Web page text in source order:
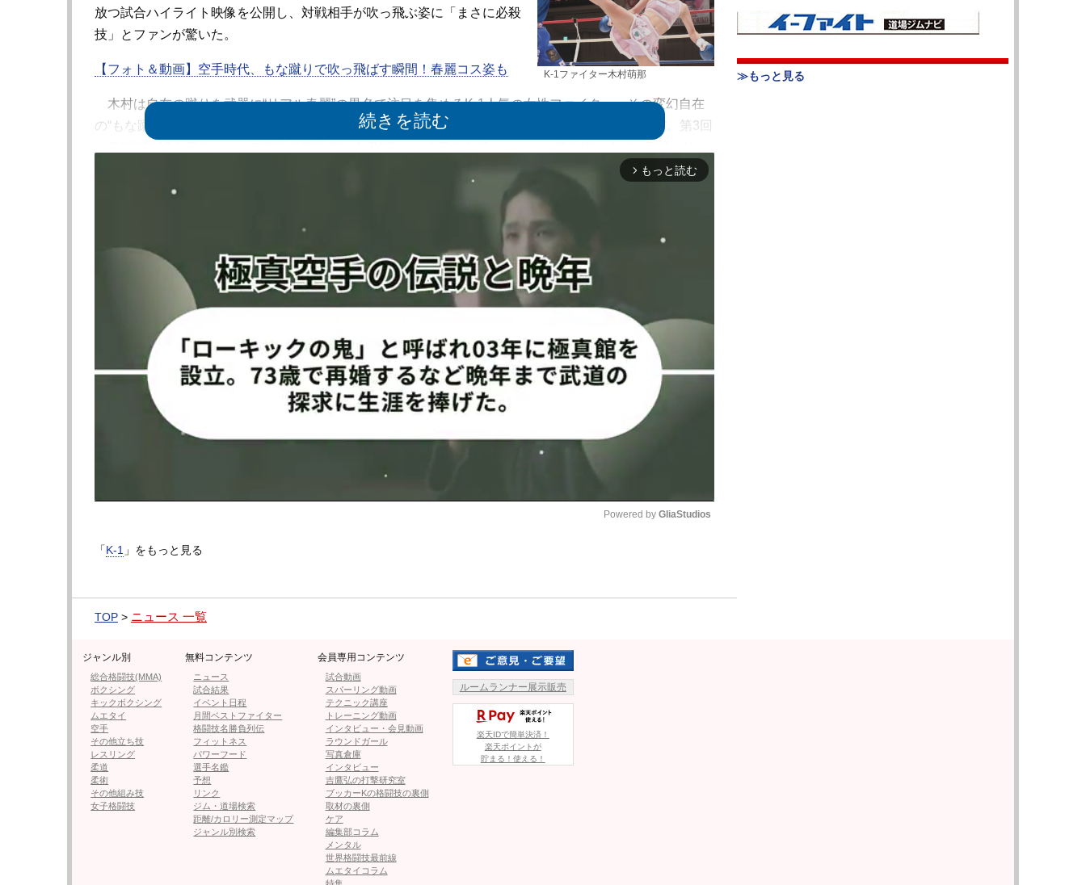
K-1ファイター木村萌那
放つ試合ハイライト映像を公開し、対戦相手が吹っ飛ぶ姿に「まさに必殺
技」とファンが驚いた。
【フォト＆動画】空手時代、もな蹴りで吹っ飛ばす瞬間！春麗コス姿も
木村は自在の蹴りを武器に“リアル春麗”の異名で注目を集めるK-1人気の女性ファイター。その変幻自在
の“もな蹴り”は海外からも注目を集めるほどだが、彼女は決して“エンタメ枠”ではなく実力は本物だ。第3回
今年4月11日の『K-1 GENKI 2026』では、韓国のチェ・ウンジと対戦し、得意の蹴りで試合を優位に進
め、フルマークの判定勝利でキャリア4戦全勝を飾った。
その木村が2日に自身のXで、大会を総ナメにしていた空手時代の試合映像ハイライトを公開した。当時
から破壊力のある鋭い顔面への横蹴り。一撃で対戦相手はのけぞるように大きくバランスを崩すか、ダウ
ン。技ありは確実で、そのほとんどは一本を取ったものだろう。
その威力に相手も吹っ飛ぶ
彼女はこの投稿に「この戦法をやり始めて20年が経ちました」とメッセー
ジを添えると、コメント欄には「まさに必殺技」「突き詰めた技術」「20年
積み上げたスタイル」「一つのスタイルを貫いた」など驚きの声が相次い
「どうやったら攻略できるか考えるが、いまだに答えが出ない」との意見も
なおかつ倒せる。蹴りの距離を潰そうと強引に前に出た対戦相手が、木村のパンチ強打を浴び続ける場面
先日、空手世界女王で現在はMMAファイターとして活躍する月井隼南がこの対抗策として、「脚で勝負
▶︎次ページは【フォト＆動画】空手時代、もな蹴りで吹っ飛ばす瞬間！春麗コス姿も
1
≪ 前のページへ 次のページへ ≫
・【フォト＆動画】空手時代、もな蹴りで吹っ飛ばす瞬間！春麗コス姿も
arrow_forward_ios もっと読む
Powered by GliaStudios
「K-1 」をもっと見る
TOP > ニュース 一覧
≫もっと見る
ジャンル別
総合格闘技(MMA)
ボクシング
キックボクシング
ムエタイ
空手
その他立ち技
レスリング
柔道
柔術
その他組み技
女子格闘技
無料コンテンツ
ニュース
試合結果
イベント日程
月間ベストファイター
格闘技名勝負列伝
フィットネス
パワーフード
選手名鑑
予想
リンク
ジム・道場検索
距離/カロリー測定マップ
ジャンル別検索
会員専用コンテンツ
試合動画
スパーリング動画
テクニック講座
トレーニング動画
インタビュー・会見動画
ラウンドガール
写真倉庫
インタビュー
吉鷹弘の打撃研究室
ブッカーKの格闘技の裏側
取材の裏側
ケア
編集部コラム
メンタル
世界格闘技最前線
ムエタイコラム
ルームランナー展示販売
楽天IDで簡単決済！
楽天ポイントが
貯まる！使える！